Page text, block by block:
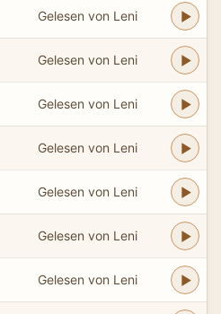
Gelesen von Leni
Gelesen von Leni
Gelesen von Leni
Gelesen von Leni
Gelesen von Leni
Gelesen von Leni
Gelesen von Leni